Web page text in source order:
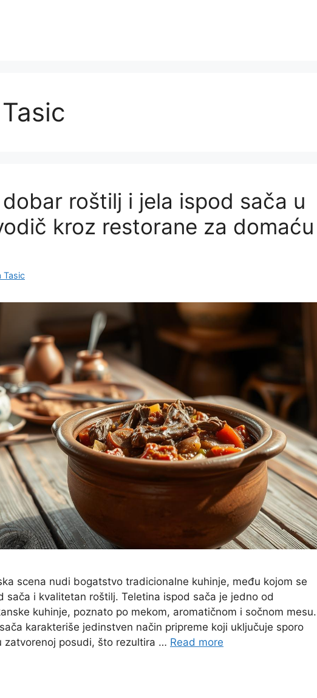
roštilj i jela ispod sača u
kroz restorane za domaću
Tasic
scena nudi bogatstvo tradicionalne kuhinje, među kojom se
sača i kvalitetan roštilj. Teletina ispod sača je jedno od
kuhinje, poznato po mekom, aromatičnom i sočnom mesu.
karakteriše jedinstven način pripreme koji uključuje sporo
zatvorenoj posudi, što rezultira … Read more